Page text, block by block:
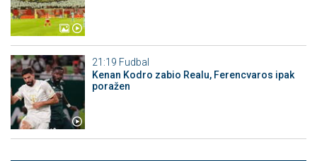
21:19 Fudbal
Kenan Kodro zabio Realu, Ferencvaros ipak
poražen